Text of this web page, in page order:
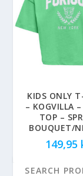
KIDS ONLY
– KOGVILLA
TOP –
BOUQUET/
149,95